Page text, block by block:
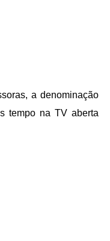
a denominação
tempo na TV aberta